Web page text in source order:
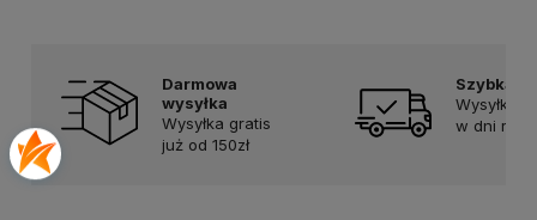
Darmowa
wysyłka
Wysyłka gratis
już od 150zł
Szybka
Wysyłka
w dni